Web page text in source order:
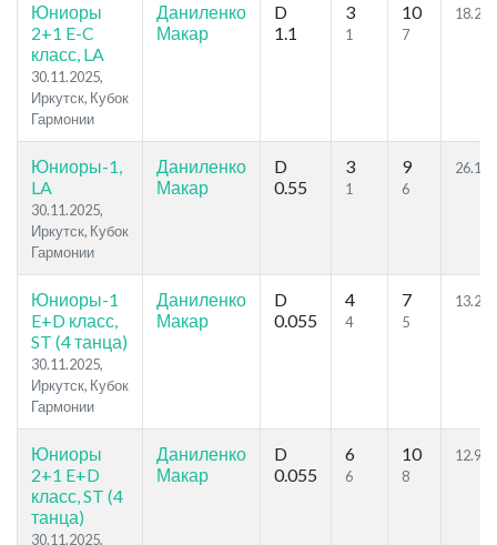
Юниоры
2+1 E-C
класс, LA
30.11.2025,
Иркутск, Кубок
Гармонии
Даниленко
Макар
D
1.1
3
1
10
7
18.26
Юниоры-1,
LA
30.11.2025,
Иркутск, Кубок
Гармонии
Даниленко
Макар
D
0.55
3
1
9
6
26.12
Юниоры-1
E+D класс,
ST (4 танца)
30.11.2025,
Иркутск, Кубок
Гармонии
Даниленко
Макар
D
0.055
4
4
7
5
13.23
Юниоры
2+1 E+D
класс, ST (4
танца)
30.11.2025,
Даниленко
Макар
D
0.055
6
6
10
8
12.91